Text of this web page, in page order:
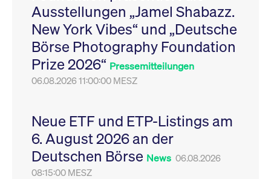
Ausstellungen „Jamel Shabazz.
New York Vibes“ und „Deutsche
Börse Photography Foundation
Prize 2026“ Pressemitteilungen
06.08.2026 11:00:00 MESZ
Neue ETF und ETP-Listings am
6. August 2026 an der
Deutschen Börse News 06.08.2026
08:15:00 MESZ
Leistung der Website
zu messen. Es handelt
sich um ein Muster-
Cookie, bei dem auf
das Präfix _pk_ses
eine kurze Reihe von
VISITOR_PRIVACY_METADATA
YouTube
.youtube.com
6
Monate
Dieses Cookie dient
Speicherung der
Einwilligungs- und
des Nutzers für ihre
Interaktion mit der
Sitzungen geehrt